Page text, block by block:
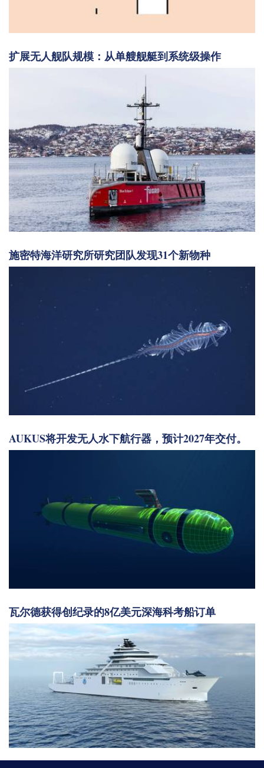
扩展无人舰队规模：从单艘舰艇到系统级操作
施密特海洋研究所研究团队发现31个新物种
AUKUS将开发无人水下航行器，预计2027年交付。
瓦尔德获得创纪录的8亿美元深海科考船订单